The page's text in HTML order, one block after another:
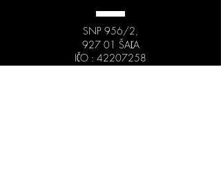
SNP 956/2,
927 01 ŠAĽA
IČO : 42207258